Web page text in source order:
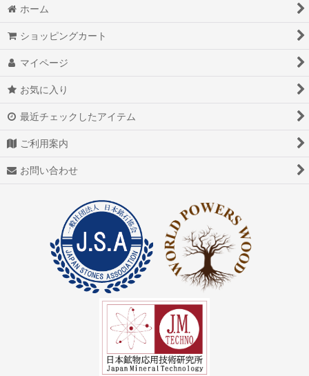
ホーム
ショッピングカート
マイページ
お気に入り
最近チェックしたアイテム
ご利用案内
お問い合わせ